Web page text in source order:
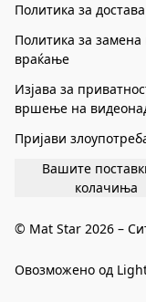
Политика за достава
Политика за замена
враќање
Изјава за
вршење на
Пријави
Вашите
колачиња
© Mat Star 2026 –
Овозможено од